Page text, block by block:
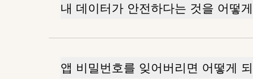
내 데이터가 안전하다는 것을 어떻
앱 비밀번호를 잊어버리면 어떻게